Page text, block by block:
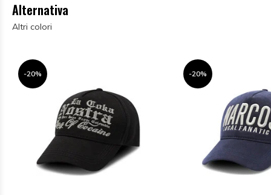
Alternativa
Altri colori
-20% -20%